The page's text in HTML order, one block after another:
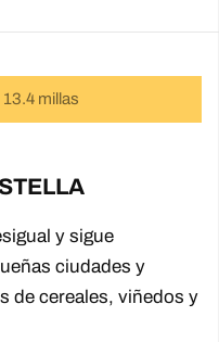
13.4 millas
y sigue
ciudades y
de cereales, viñedos y